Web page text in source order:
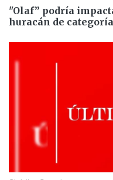
"Olaf” podría
huracán de